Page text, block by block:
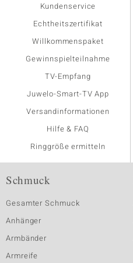
Kundenservice
Echtheitszertifikat
Willkommenspaket
Gewinnspielteilnahme
TV-Empfang
Juwelo-Smart-TV App
Versandinformationen
Hilfe & FAQ
Ringgröße ermitteln
Schmuck
Gesamter Schmuck
Anhänger
Armbänder
Armreife